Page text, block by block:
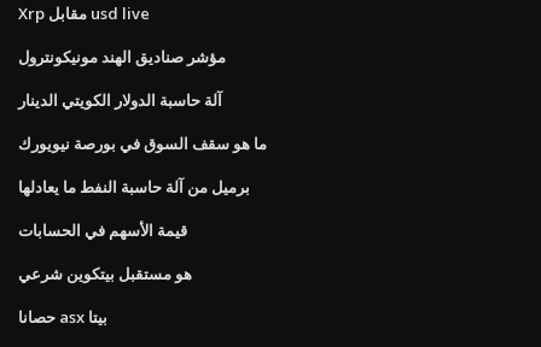
Xrp مقابل usd live
مؤشر صناديق الهند مونيكونترول
آلة حاسبة الدولار الكويتي الدينار
ما هو سقف السوق في بورصة نيويورك
برميل من آلة حاسبة النفط ما يعادلها
قيمة الأسهم في الحسابات
هو مستقبل بيتكوين شرعي
حصانا asx بيتا